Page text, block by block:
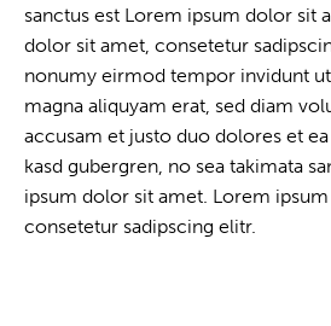
sanctus est Lorem ipsum dolor sit
dolor sit amet, consetetur
nonumy eirmod tempor invidunt
magna aliquyam erat, sed diam
accusam et justo duo dolores et
kasd gubergren, no sea takimata
ipsum dolor sit amet. Lorem
consetetur sadipscing elitr.